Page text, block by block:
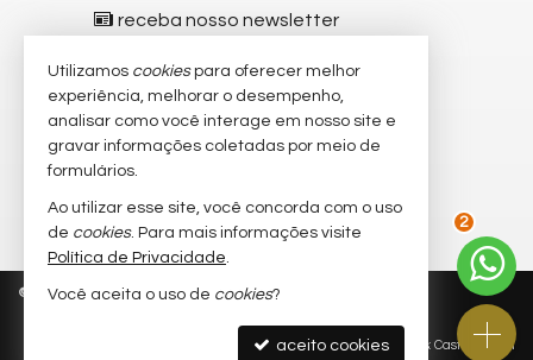
Infra para Veículos Elétricos
Heliponto
Lounge
Acessibilidade para PNE
Hidromassagem
receba nosso newsletter
indicadores financeiros
cadastre seu imóvel
imóveis favoritos
mapa de imóveis
© 2026 CRECI/SC 5.537-F Política de Privacidade
Site para imobiliárias: Castel Digital
2
Utilizamos cookiespara oferecer melhor
experiência, melhorar o desempenho,
analisar como você interage em nosso site e
gravar informações coletadas por meio de
formulários.
Ao utilizar esse site, você concorda com o uso
de cookies. Para mais informações visite
Política de Privacidade.
Você aceita o uso de cookies?
aceito cookies